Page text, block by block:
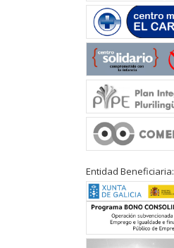
Entidad Beneficiaria: